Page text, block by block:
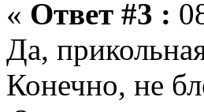
« Ответ #3 :
Да,
Конечно, не